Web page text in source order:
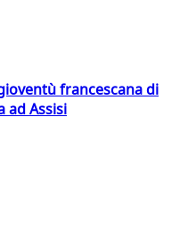
francescana di
ad Assisi